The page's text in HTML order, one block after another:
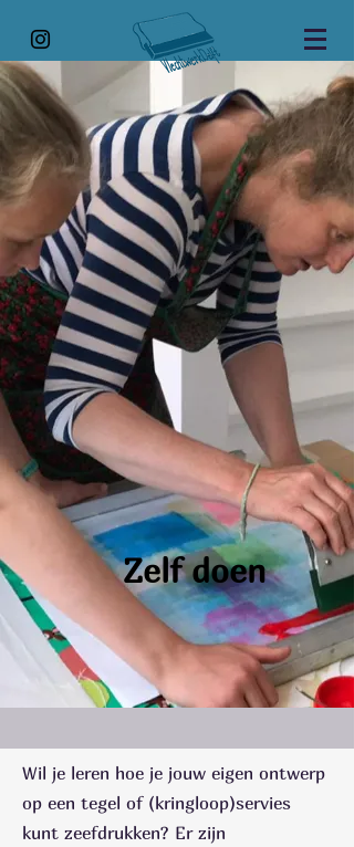
Zelf doen
Wil je leren hoe je jouw eigen ontwerp
op een tegel of (kringloop)servies
kunt zeefdrukken? Er zijn